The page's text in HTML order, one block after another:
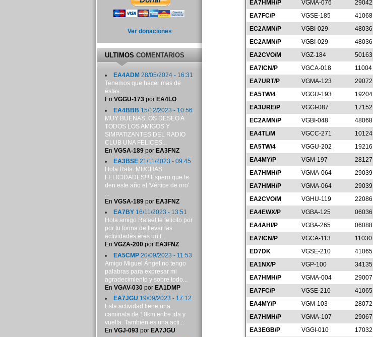
EA7HMH/P
VGMA-076 29042
EA7FC/P
VGSE-185 41068
EC2AMN/P
VGBI-029 48036
EC2AMN/P
VGBI-029 48036
EA2CVO/M
VGZ-184 50163
EA7ICN/P
VGCA-018 11004
EA7URT/P
VGMA-123 29072
EA5TW/4
VGGU-193 19204
EA3URE/P
VGGI-087 17152
EC2AMN/P
VGBI-048 48068
EA4TL/M
VGCC-271 10124
EA5TW/4
VGGU-202 19216
EA4MY/P
VGM-197 28127
EA7HMH/P
VGMA-064 29039
EA7HMH/P
VGMA-064 29039
EA2CVO/M
VGHU-119 22086
EA4EWX/P
VGBA-125 06036
EA4AHI/P
VGBA-265 06088
EA7ICN/P
VGCA-113 11030
ED7DK
VGSE-210 41065
EA1NX/P
VGP-100 34135
EA7HMH/P
VGMA-004 29007
EA7FC/P
VGSE-210 41065
EA4MY/P
VGM-103 28072
EA7HMH/P
VGMA-107 29067
EA3EGB/P
VGGI-010 17032
Ver donaciones
ULTIMOSCOMENTARIOS
EA4ADM 28/05/2024 - 16:31
Tenemos que hacer mas de
estas....
En VGGU-173por EA4LO
EA4BBB 15/12/2023 - 10:56
MUY BUENAS. OS DESEO A
TODOS LOS AMIGOS Y
SIMPATIZANTES DEL RADIO
CLUB UNA FELICES...
En VGSA-189por EA3FNZ
EA3BSE21/11/2023 - 09:45
Hola Rafa. MUCHAS
FELICIDADES!!! Espero que te
den este año el 'Vértice de oro'
...
En VGSA-189por EA3FNZ
EA7BY16/11/2023 - 13:51
Hola amigo Rafael:te felicito por
por tu forma de llevar las
actividades,eres un f...
En VGZA-200por EA3FNZ
EA5CMP20/09/2023 - 11:53
Amigo Miguel Ángel no tengo
palabras para expresar mi
agradecimiento y sobre todo...
En VGAV-030por EA1DMP
EA7JGU 19/09/2023 - 17:12
Esta actividad tiene una
caminata de 18km entre ida y
vuelta. También es una acti...
En VGJ-093por EA7JGU